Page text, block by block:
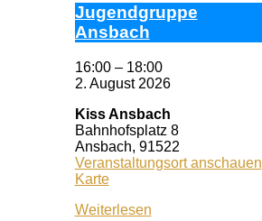
Ju­gend­grup­pe
Ans­bach
16:00 – 18:00
2. August 2026
Kiss Ansbach
Bahnhofsplatz 8
Ansbach, 91522
Veranstaltungsort anschauen
KarteKiss
Weiterlesen